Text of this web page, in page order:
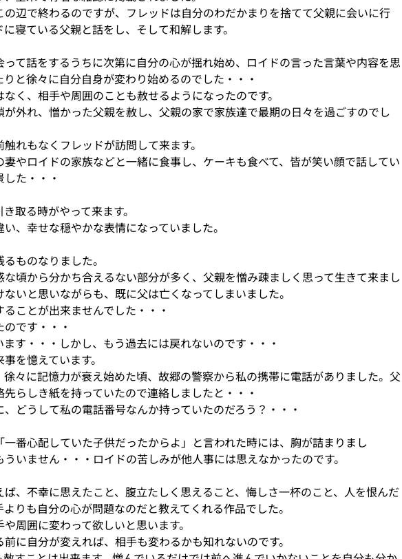
辺で終わるのですが、フレッドは自分のわだかまりを捨てて父親に会いに行
寝ている父親と話をし、そして和解します。
って話をするうちに次第に自分の心が揺れ始め、ロイドの言った言葉や内容を思
と徐々に自分自身が変わり始めるのでした・・・
く、相手や周囲のことも赦せるようになったのです。
外れ、憎かった父親を赦し、父親の家で家族達で最期の日々を過ごすのでし
れもなくフレッドが訪問して来ます。
やロイドの家族などと一緒に食事し、ケーキも食べて、皆が笑い顔で話してい
た・・・
取る時がやって来ます。
、幸せな穏やかな表情になっていました。
ものなりました。
頃から分かち合えるない部分が多く、父親を憎み疎ましく思って生きて来まし
いと思いながらも、既に父は亡くなってしまいました。
ことが出来ませんでした・・・
です・・・
す・・・しかし、もう過去には戻れないのです・・・
を憶えています。
々に記憶力が衰え始めた頃、故郷の警察から私の携帯に電話がありました。父
らしき紙を持っていたので連絡しましたと・・・
どうして私の電話番号なんか持っていたのだろう？・・・
番心配していた子供だったからよ」と言われた時には、胸が詰まりまし
いません・・・ロイドの苦しみが他人事には思えなかったのです。
、不幸に思えたこと、腹立たしく思えること、悔しさ一杯のこと、人を恨んだ
りも自分の心が問題なのだと教えてくれる作品でした。
周囲に変わって欲しいと思います。
に自分が変えれば、相手も変わるかも知れないのです。